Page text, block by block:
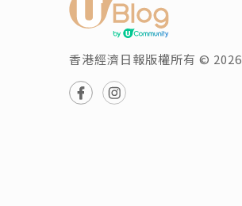
香港經濟日報版權所有 © 2026